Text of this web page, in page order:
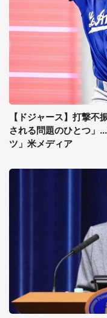
【ドジャース】打撃
される問題のひとつ」
ツ」米メディア